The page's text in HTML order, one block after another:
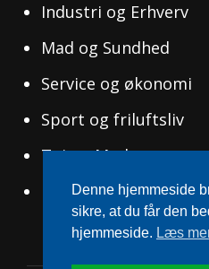
Industri og Erhverv
Mad og Sundhed
Service og økonomi
Sport og friluftsliv
Tøj og Mode
Uddannelse og
Denne hjemmeside
sikre, at du får den
hjemmeside. Læs